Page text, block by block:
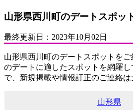
山形県西川町のデートスポッ
最終更新日： 2023年10月02日
山形県西川町のデートスポットを
のデートに適したスポットを網羅
で、新規掲載や情報訂正のご連絡は
山形県